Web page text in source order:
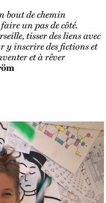
bout de chemin
un pas de côté.
tisser des liens avec
y inscrire des fictions et
et à rêver